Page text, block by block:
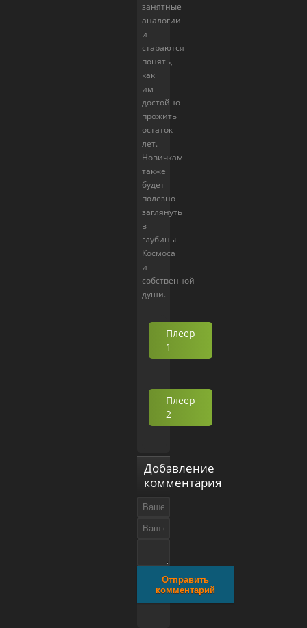
занятные
аналогии
и
стараются
понять,
как
им
достойно
прожить
остаток
лет.
Новичкам
также
будет
полезно
заглянуть
в
глубины
Космоса
и
собственной
души.
Плеер
1
Плеер
2
Добавление
комментария
Отправить
комментарий